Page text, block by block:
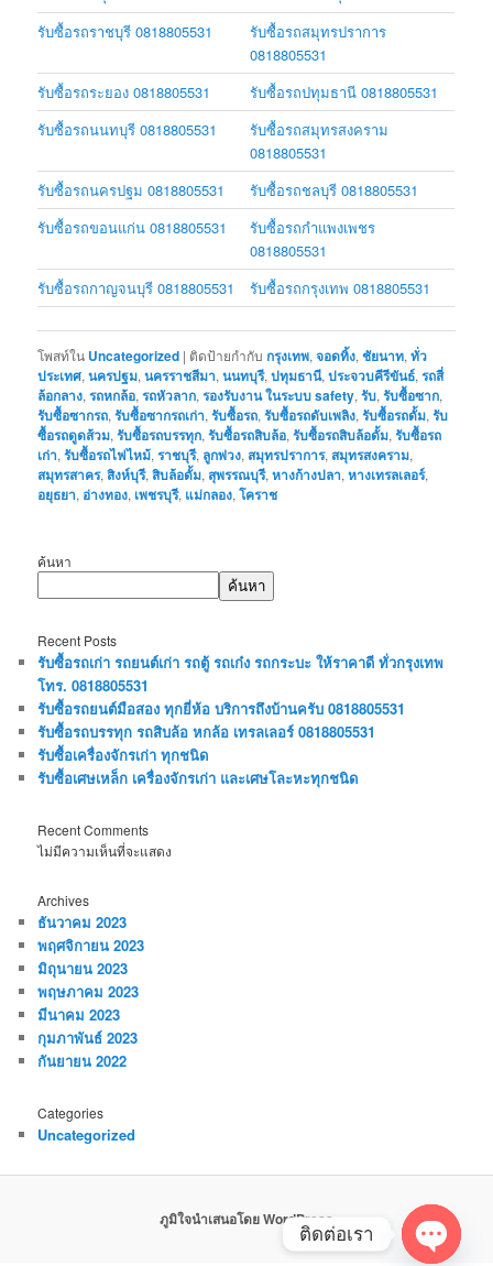
รับซื้อรถราชบุรี 0818805531
รับซื้อรถสมุทรปราการ
0818805531
รับซื้อรถระยอง 0818805531
รับซื้อรถปทุมธานี 0818805531
รับซื้อรถนนทบุรี 0818805531
รับซื้อรถสมุทรสงคราม
0818805531
รับซื้อรถนครปฐม 0818805531
รับซื้อรถชลบุรี 0818805531
รับซื้อรถขอนแก่น 0818805531
รับซื้อรถกำแพงเพชร
0818805531
รับซื้อรถกาญจนบุรี 0818805531
รับซื้อรถกรุงเทพ 0818805531
โพสท์ใน Uncategorized | ติดป้ายกำกับ กรุงเทพ,จอดทิ้ง,ชัยนาท,ทั่ว
ประเทศ,นครปฐม,นครราชสีมา,นนทบุรี,ปทุมธานี,ประจวบคีรีขันธ์,รถสี่
ล้อกลาง,รถหกล้อ,รถหัวลาก,รองรับงาน ในระบบ safety,รับ,รับซื้อซาก,
รับซื้อซากรถ,รับซื้อซากรถเก่า,รับซื้อรถ,รับซื้อรถดับเพลิง,รับซื้อรถดั้ม,รับ
ซื้อรถดูดส้วม,รับซื้อรถบรรทุก,รับซื้อรถสิบล้อ,รับซื้อรถสิบล้อดั้ม,รับซื้อรถ
เก่า,รับซื้อรถไฟไหม้,ราชบุรี, ลูกพ่วง, สมุทรปราการ, สมุทรสงคราม,
สมุทรสาคร,สิงห์บุรี,สิบล้อดั้ม, สุพรรณบุรี,หางก้างปลา,หางเทรลเลอร์,
อยุธยา, อ่างทอง, เพชรบุรี, แม่กลอง,โคราช
ค้นหา
ค้นหา
Recent Posts
รับซื้อรถเก่า รถยนต์เก่า รถตู้ รถเก๋ง รถกระบะ ให้ราคาดี ทั่วกรุงเทพ
โทร. 0818805531
รับซื้อรถยนต์มือสอง ทุกยี่ห้อ บริการถึงบ้านครับ 0818805531
รับซื้อรถบรรทุก รถสิบล้อ หกล้อ เทรลเลอร์ 0818805531
รับซื้อเครื่องจักรเก่า ทุกชนิด
รับซื้อเศษเหล็ก เครื่องจักรเก่า และเศษโละหะทุกชนิด
Recent Comments
ไม่มีความเห็นที่จะแสดง
Archives
ธันวาคม 2023
พฤศจิกายน 2023
มิถุนายน 2023
พฤษภาคม 2023
มีนาคม 2023
กุมภาพันธ์ 2023
กันยายน 2022
Categories
Uncategorized
ภูมิใจนำเสนอโดย WordPress
ติดต่อเรา